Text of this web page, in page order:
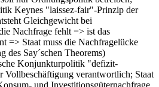
Keynes "laissez-fair"-Prinzip der
Gleichgewicht bei
Nachfrage fehlt => ist das
=> Staat muss die Nachfragelücke
des Say´schen Theorems)
Konjunkturpolitik "defizit-
Vollbeschäftigung verantwortlich; Staat
und Investitionsgüternachfrage